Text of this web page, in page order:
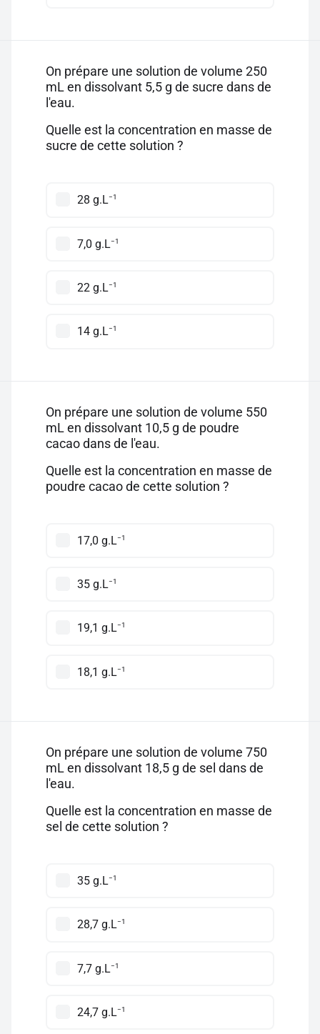
On prépare une solution de volume 250
mL en dissolvant 5,5 g de sucre dans de
l'eau.
Quelle est la concentration en masse de
sucre de cette solution ?
28 g.L−1
7,0 g.L−1
22 g.L−1
14 g.L−1
On prépare une solution de volume 550
mL en dissolvant 10,5 g de poudre
cacao dans de l'eau.
Quelle est la concentration en masse de
poudre cacao de cette solution ?
17,0 g.L−1
35 g.L−1
19,1 g.L−1
18,1 g.L−1
On prépare une solution de volume 750
mL en dissolvant 18,5 g de sel dans de
l'eau.
Quelle est la concentration en masse de
sel de cette solution ?
35 g.L−1
28,7 g.L−1
7,7 g.L−1
24,7 g.L−1